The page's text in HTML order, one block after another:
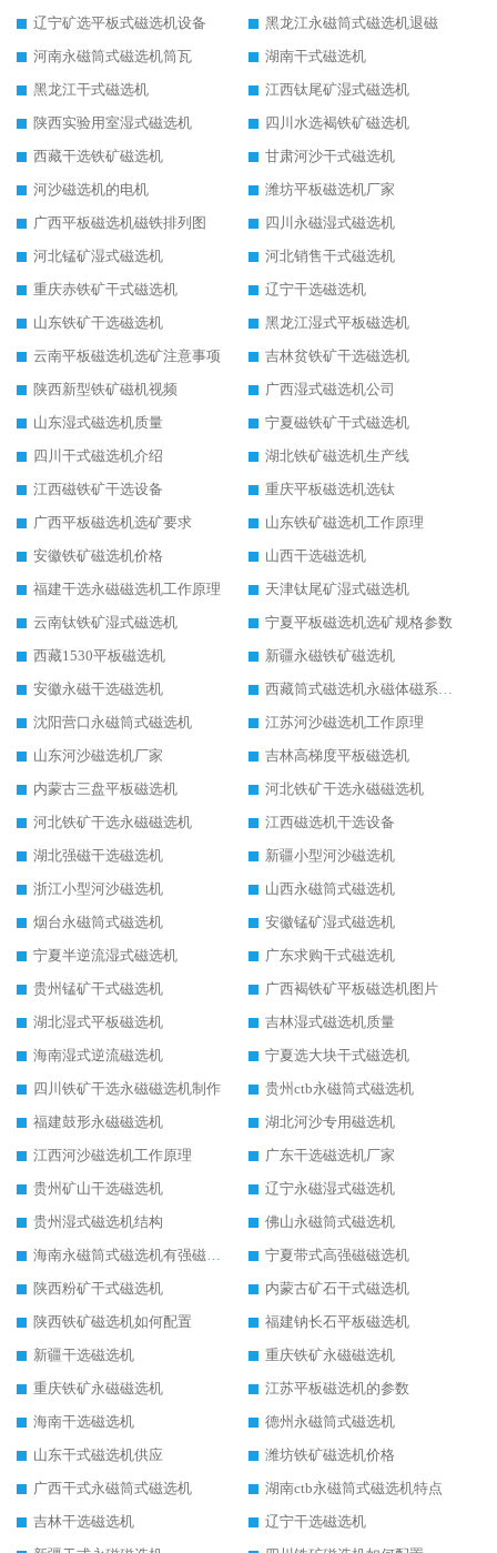
辽宁矿选平板式磁选机设备
黑龙江永磁筒式磁选机退磁
河南永磁筒式磁选机筒瓦
湖南干式磁选机
黑龙江干式磁选机
江西钛尾矿湿式磁选机
陕西实验用室湿式磁选机
四川水选褐铁矿磁选机
西藏干选铁矿磁选机
甘肃河沙干式磁选机
河沙磁选机的电机
潍坊平板磁选机厂家
广西平板磁选机磁铁排列图
四川永磁湿式磁选机
河北锰矿湿式磁选机
河北销售干式磁选机
重庆赤铁矿干式磁选机
辽宁干选磁选机
山东铁矿干选磁选机
黑龙江湿式平板磁选机
云南平板磁选机选矿注意事项
吉林贫铁矿干选磁选机
陕西新型铁矿磁机视频
广西湿式磁选机公司
山东湿式磁选机质量
宁夏磁铁矿干式磁选机
四川干式磁选机介绍
湖北铁矿磁选机生产线
江西磁铁矿干选设备
重庆平板磁选机选钛
广西平板磁选机选矿要求
山东铁矿磁选机工作原理
安徽铁矿磁选机价格
山西干选磁选机
福建干选永磁磁选机工作原理
天津钛尾矿湿式磁选机
云南钛铁矿湿式磁选机
宁夏平板磁选机选矿规格参数
西藏1530平板磁选机
新疆永磁铁矿磁选机
安徽永磁干选磁选机
西藏筒式磁选机永磁体磁系设计
沈阳营口永磁筒式磁选机
江苏河沙磁选机工作原理
山东河沙磁选机厂家
吉林高梯度平板磁选机
内蒙古三盘平板磁选机
河北铁矿干选永磁磁选机
河北铁矿干选永磁磁选机
江西磁选机干选设备
湖北强磁干选磁选机
新疆小型河沙磁选机
浙江小型河沙磁选机
山西永磁筒式磁选机
烟台永磁筒式磁选机
安徽锰矿湿式磁选机
宁夏半逆流湿式磁选机
广东求购干式磁选机
贵州锰矿干式磁选机
广西褐铁矿平板磁选机图片
湖北湿式平板磁选机
吉林湿式磁选机质量
海南湿式逆流磁选机
宁夏选大块干式磁选机
四川铁矿干选永磁磁选机制作
贵州ctb永磁筒式磁选机
福建鼓形永磁磁选机
湖北河沙专用磁选机
江西河沙磁选机工作原理
广东干选磁选机厂家
贵州矿山干选磁选机
辽宁永磁湿式磁选机
贵州湿式磁选机结构
佛山永磁筒式磁选机
海南永磁筒式磁选机有强磁的吗
宁夏带式高强磁磁选机
陕西粉矿干式磁选机
内蒙古矿石干式磁选机
陕西铁矿磁选机如何配置
福建钠长石平板磁选机
新疆干选磁选机
重庆铁矿永磁磁选机
重庆铁矿永磁磁选机
江苏平板磁选机的参数
海南干选磁选机
德州永磁筒式磁选机
山东干式磁选机供应
潍坊铁矿磁选机价格
广西干式永磁筒式磁选机
湖南ctb永磁筒式磁选机特点
吉林干选磁选机
辽宁干选磁选机